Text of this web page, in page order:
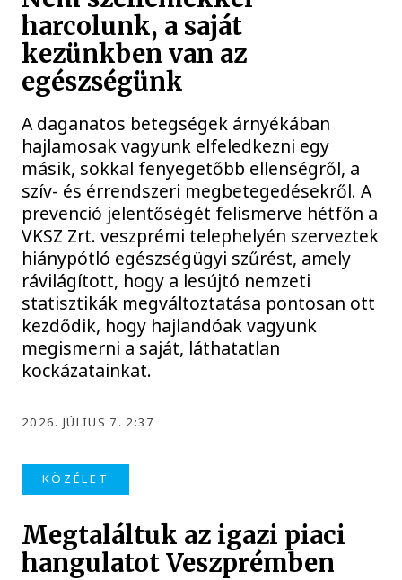
harcolunk, a saját
kezünkben van az
egészségünk
A daganatos betegségek árnyékában
hajlamosak vagyunk elfeledkezni egy
másik, sokkal fenyegetőbb ellenségről, a
szív- és érrendszeri megbetegedésekről. A
prevenció jelentőségét felismerve hétfőn a
VKSZ Zrt. veszprémi telephelyén szerveztek
hiánypótló egészségügyi szűrést, amely
rávilágított, hogy a lesújtó nemzeti
statisztikák megváltoztatása pontosan ott
kezdődik, hogy hajlandóak vagyunk
megismerni a saját, láthatatlan
kockázatainkat.
2026. JÚLIUS 7. 2:37
KÖZÉLET
Megtaláltuk az igazi piaci
hangulatot Veszprémben